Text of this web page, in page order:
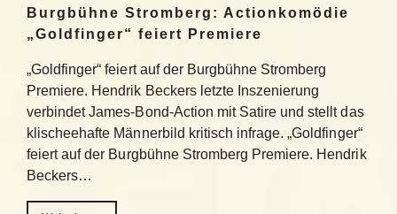
Burgbühne Stromberg: Actionkomödie
„Goldfinger“ feiert Premiere
„Goldfinger“ feiert auf der Burgbühne Stromberg
Premiere. Hendrik Beckers letzte Inszenierung
verbindet James-Bond-Action mit Satire und stellt das
klischeehafte Männerbild kritisch infrage. „Goldfinger“
feiert auf der Burgbühne Stromberg Premiere. Hendrik
Beckers…